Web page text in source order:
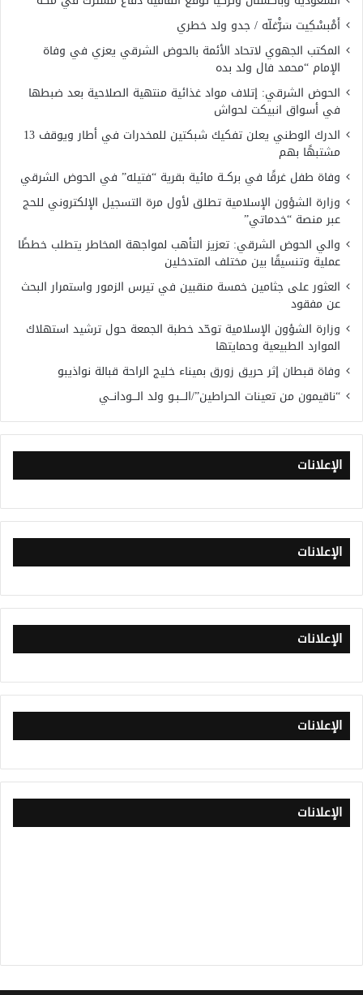
أَمْبسْكِيت سَرّْغلّه / جدو ولد خطري
المكتب الجهوي لاتحاد الأئمة بالحوض الشرقي يعزي في وفاة
الإمام “محمد فال ولد بده
الحوض الشرقي: إتلاف مواد غذائية منتهية الصلاحية بعد ضبطها
في أسواق انبيكت لحواش
الدرك الوطني يعلن تفكيك شبكتين للمخدرات في أطار ويوقف 13
مشتبهًا بهم
وفاة طفل غرقًا في بركــة مائية بقرية “فتيله” في الحوض الشرقي
وزارة الشؤون الإسلامية تطلق لأول مرة التسجيل الإلكتروني للحج
عبر منصة “خدماتي”
والي الحوض الشرقي: تعزيز التأهب لمواجهة المخاطر يتطلب خططًا
عملية وتنسيقًا بين مختلف المتدخلين
العثور على جثامين خمسة منقبين في تيرس الزمور واستمرار البحث
عن مفقود
وزارة الشؤون الإسلامية توحّد خطبة الجمعة حول ترشيد استهلاك
الموارد الطبيعية وحمايتها
وفاة قبطان إثر حريق زورق بميناء خليج الراحة قبالة نواذيبو
“ناقيمون من تعينات الحراطين”/الـــبـو ولد الـــودانــي
الإعلانات
الإعلانات
الإعلانات
الإعلانات
الإعلانات